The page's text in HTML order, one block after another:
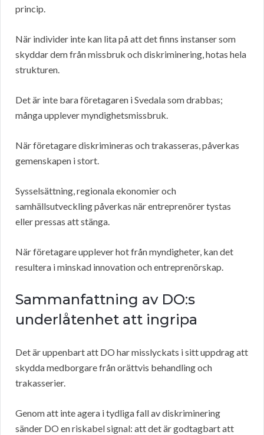
princip.
När individer inte kan lita på att det finns instanser som
skyddar dem från missbruk och diskriminering, hotas hela
strukturen.
Det är inte bara företagaren i Svedala som drabbas;
många upplever myndighetsmissbruk.
När företagare diskrimineras och trakasseras, påverkas
gemenskapen i stort.
Sysselsättning, regionala ekonomier och
samhällsutveckling påverkas när entreprenörer tystas
eller pressas att stänga.
När företagare upplever hot från myndigheter, kan det
resultera i minskad innovation och entreprenörskap.
Sammanfattning av DO:s
underlåtenhet att ingripa
Det är uppenbart att DO har misslyckats i sitt uppdrag att
skydda medborgare från orättvis behandling och
trakasserier.
Genom att inte agera i tydliga fall av diskriminering
sänder DO en riskabel signal: att det är godtagbart att